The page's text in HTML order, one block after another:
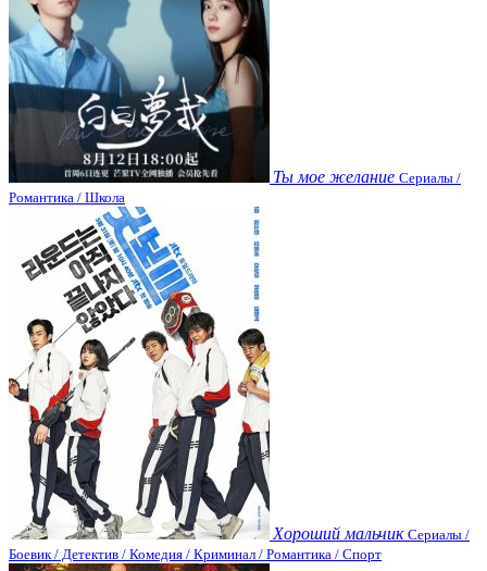
Ты мое желание Сериалы /
Романтика / Школа
Хороший мальчик Сериалы /
Боевик / Детектив / Комедия / Криминал / Романтика / Спорт